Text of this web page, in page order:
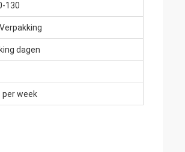
130
dagen
per week